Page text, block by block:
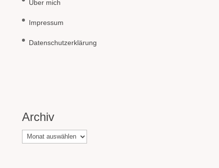
Über mich
Impressum
Datenschutzerklärung
Archiv
Archiv